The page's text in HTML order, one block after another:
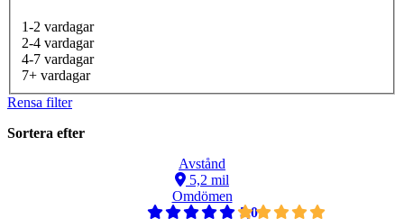
1-2 vardagar
2-4 vardagar
4-7 vardagar
7+ vardagar
Rensa filter
Sortera efter
Avstånd
5,2 mil
Omdömen
5,0